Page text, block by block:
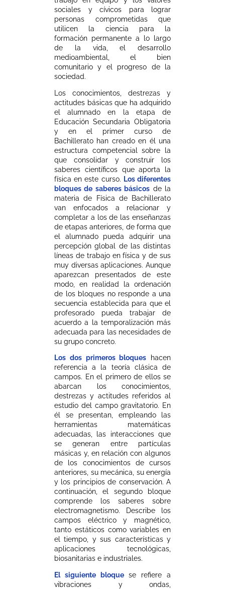
sociales y cívicos para lograr
personas comprometidas que
utilicen la ciencia para la
formación permanente a lo largo
de la vida, el desarrollo
medioambiental, el bien
comunitario y el progreso de la
sociedad.
Los conocimientos, destrezas y
actitudes básicas que ha adquirido
el alumnado en la etapa de
Educación Secundaria Obligatoria
y en el primer curso de
Bachillerato han creado en él una
estructura competencial sobre la
que consolidar y construir los
saberes científicos que aporta la
física en este curso. Los diferentes
bloques de saberes básicos de la
materia de Física de Bachillerato
van enfocados a relacionar y
completar a los de las enseñanzas
de etapas anteriores, de forma que
el alumnado pueda adquirir una
percepción global de las distintas
líneas de trabajo en física y de sus
muy diversas aplicaciones. Aunque
aparezcan presentados de este
modo, en realidad la ordenación
de los bloques no responde a una
secuencia establecida para que el
profesorado pueda trabajar de
acuerdo a la temporalización más
adecuada para las necesidades de
su grupo concreto.
Los dos primeros bloques hacen
referencia a la teoría clásica de
campos. En el primero de ellos se
abarcan los conocimientos,
destrezas y actitudes referidos al
estudio del campo gravitatorio. En
él se presentan, empleando las
herramientas matemáticas
adecuadas, las interacciones que
se generan entre partículas
másicas y, en relación con algunos
de los conocimientos de cursos
anteriores, su mecánica, su energía
y los principios de conservación. A
continuación, el segundo bloque
comprende los saberes sobre
electromagnetismo. Describe los
campos eléctrico y magnético,
tanto estáticos como variables en
el tiempo, y sus características y
aplicaciones tecnológicas,
biosanitarias e industriales.
El siguiente bloquese refiere a
vibraciones y ondas,